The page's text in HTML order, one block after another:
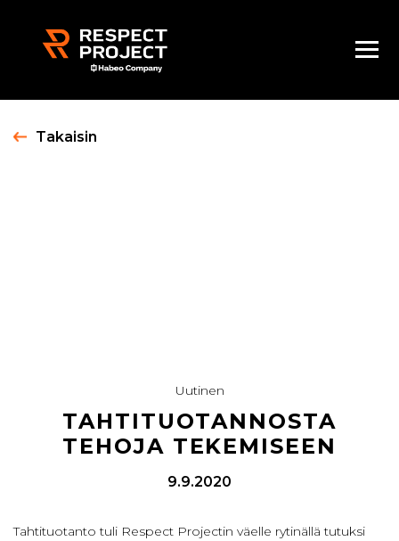
content
Takaisin
Uutinen
TAHTITUOTANNOSTA
TEHOJA TEKEMISEEN
9.9.2020
Tahtituotanto tuli Respect Projectin väelle rytinällä tutuksi